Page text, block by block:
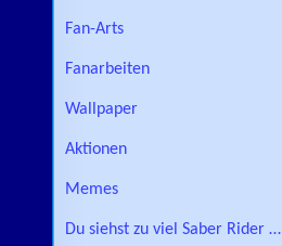
Fan-Arts
Fanarbeiten
Wallpaper
Aktionen
Memes
Du siehst zu viel Saber Rider …